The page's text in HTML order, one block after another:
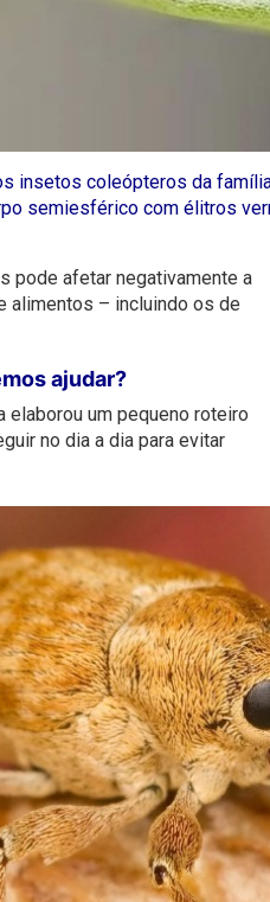
insetos coleópteros da
semiesférico com élitros
pode afetar negativamente a
alimentos – incluindo os de
ajudar?
um pequeno roteiro
no dia a dia para evitar